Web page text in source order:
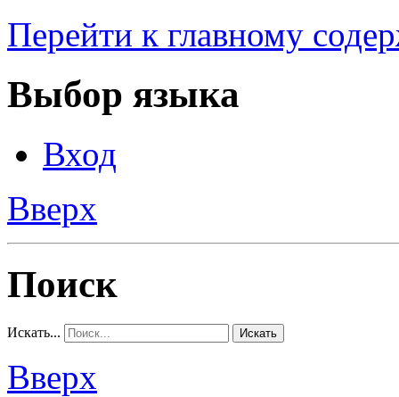
Перейти к главному
Выбор языка
Вход
Вверх
Поиск
Искать... Искать
Вверх